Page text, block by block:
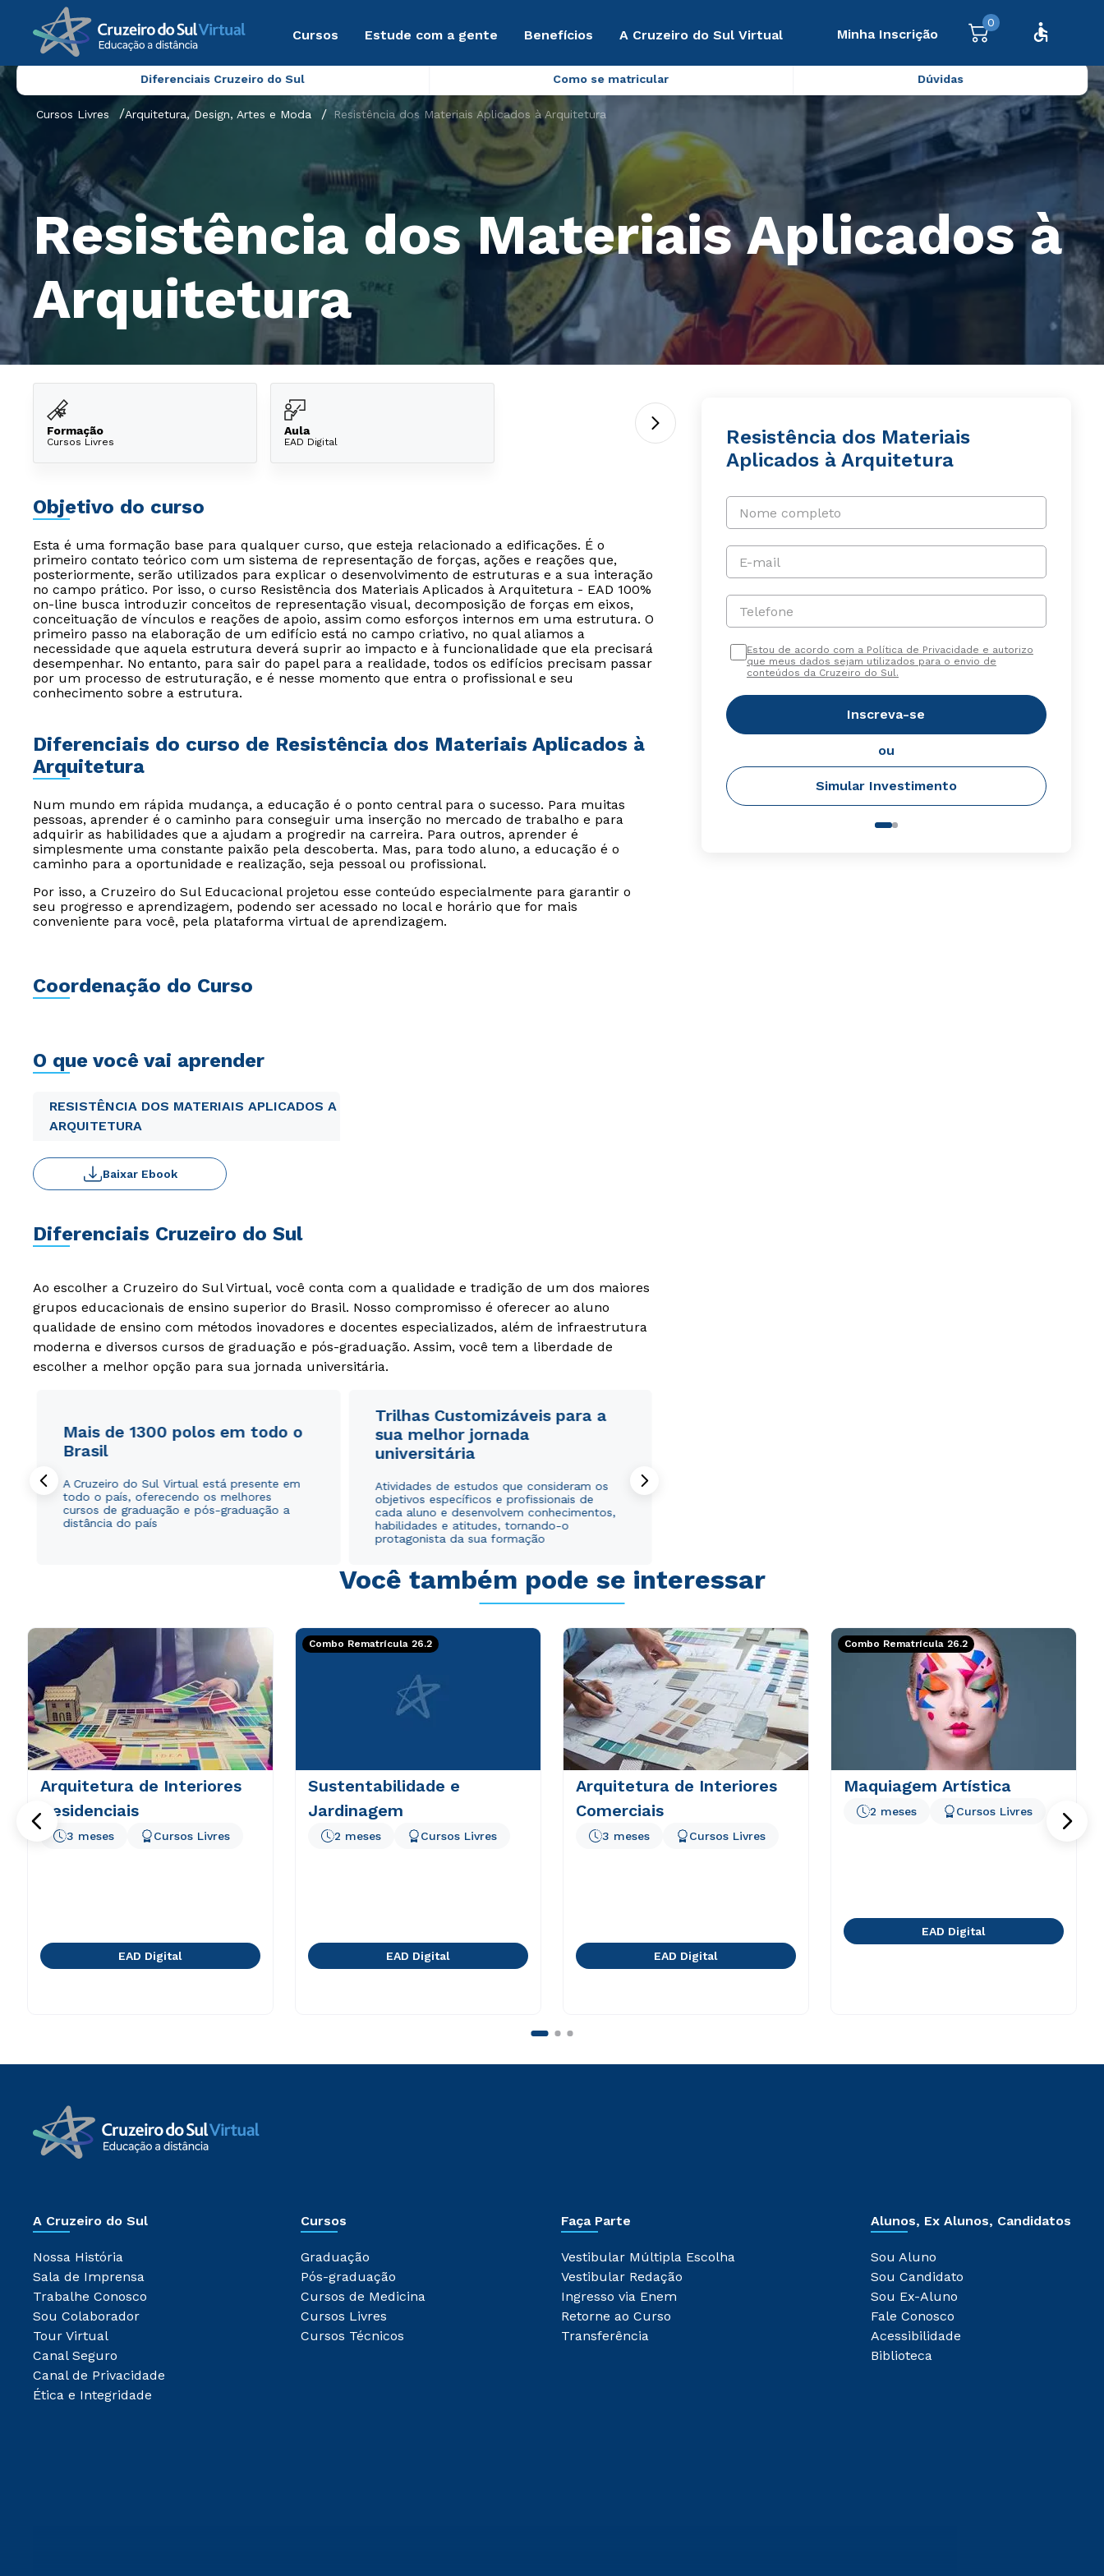
Cursos Estude com a gente Benefícios A Cruzeiro do Sul Virtual Minha Inscrição
0
Diferenciais Cruzeiro do Sul Como se matricular Dúvidas
Cursos Livres Arquitetura, Design, Artes e Moda Resistência dos Materiais Aplicados à Arquitetura
Resistência dos Materiais Aplicados à
Arquitetura
Formação
Cursos Livres
Aula
EAD Digital
Objetivo do curso
Esta é uma formação base para qualquer curso, que esteja relacionado a edificações. É o
primeiro contato teórico com um sistema de representação de forças, ações e reações que,
posteriormente, serão utilizados para explicar o desenvolvimento de estruturas e a sua interação
no campo prático. Por isso, o curso Resistência dos Materiais Aplicados à Arquitetura - EAD 100%
on-line busca introduzir conceitos de representação visual, decomposição de forças em eixos,
conceituação de vínculos e reações de apoio, assim como esforços internos em uma estrutura. O
primeiro passo na elaboração de um edifício está no campo criativo, no qual aliamos a
necessidade que aquela estrutura deverá suprir ao impacto e à funcionalidade que ela precisará
desempenhar. No entanto, para sair do papel para a realidade, todos os edifícios precisam passar
por um processo de estruturação, e é nesse momento que entra o profissional e seu
conhecimento sobre a estrutura.
Diferenciais do curso de Resistência dos Materiais Aplicados à
Arquitetura
Num mundo em rápida mudança, a educação é o ponto central para o sucesso. Para muitas
pessoas, aprender é o caminho para conseguir uma inserção no mercado de trabalho e para
adquirir as habilidades que a ajudam a progredir na carreira. Para outros, aprender é
simplesmente uma constante paixão pela descoberta. Mas, para todo aluno, a educação é o
caminho para a oportunidade e realização, seja pessoal ou profissional.
Por isso, a Cruzeiro do Sul Educacional projetou esse conteúdo especialmente para garantir o
seu progresso e aprendizagem, podendo ser acessado no local e horário que for mais
conveniente para você, pela plataforma virtual de aprendizagem.
Coordenação do Curso
O que você vai aprender
RESISTÊNCIA DOS MATERIAIS APLICADOS A
ARQUITETURA
Baixar Ebook
Diferenciais Cruzeiro do Sul
Ao escolher a Cruzeiro do Sul Virtual, você conta com a qualidade e tradição de um dos maiores
grupos educacionais de ensino superior do Brasil. Nosso compromisso é oferecer ao aluno
qualidade de ensino com métodos inovadores e docentes especializados, além de infraestrutura
moderna e diversos cursos de graduação e pós-graduação. Assim, você tem a liberdade de
escolher a melhor opção para sua jornada universitária.
Mais de 1300 polos em todo o
Brasil
A Cruzeiro do Sul Virtual está presente em
todo o país, oferecendo os melhores
cursos de graduação e pós-graduação a
distância do país
Trilhas Customizáveis para a
sua melhor jornada
universitária
Atividades de estudos que consideram os
objetivos específicos e profissionais de
cada aluno e desenvolvem conhecimentos,
habilidades e atitudes, tornando-o
protagonista da sua formação
Resistência dos Materiais
Aplicados à Arquitetura
Nome completo
E-mail
Telefone
Estou de acordo com a Política de Privacidade e autorizo
que meus dados sejam utilizados para o envio de
conteúdos da Cruzeiro do Sul.
Inscreva-se
ou
Simular Investimento
Você também pode se interessar
Arquitetura de Interiores
Residenciais
3 meses Cursos Livres
EAD Digital
Combo Rematrícula 26.2
Sustentabilidade e
Jardinagem
2 meses Cursos Livres
EAD Digital
Arquitetura de Interiores
Comerciais
3 meses Cursos Livres
EAD Digital
Combo Rematrícula 26.2
Maquiagem Artística
2 meses Cursos Livres
EAD Digital
A Cruzeiro do Sul
Nossa História
Sala de Imprensa
Trabalhe Conosco
Sou Colaborador
Tour Virtual
Canal Seguro
Canal de Privacidade
Ética e Integridade
Cursos
Graduação
Pós-graduação
Cursos de Medicina
Cursos Livres
Cursos Técnicos
Faça Parte
Vestibular Múltipla Escolha
Vestibular Redação
Ingresso via Enem
Retorne ao Curso
Transferência
Alunos, Ex Alunos, Candidatos
Sou Aluno
Sou Candidato
Sou Ex-Aluno
Fale Conosco
Acessibilidade
Biblioteca
autorizo que meus dados sejam utilizados para o
envio de conteúdos da Cruzeiro do Sul.
autorizo que meus dados sejam utilizados para o
envio de conteúdos da Cruzeiro do Sul.